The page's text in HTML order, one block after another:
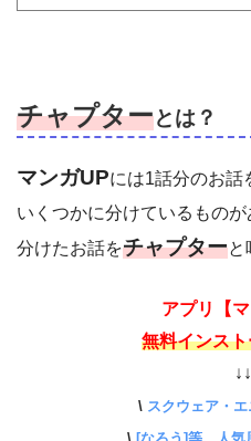
チャプターとは？
マンガUPには1話分のお話
いくつかに分けているものが
分けたお話をチャプターと
アプリ【マ
無料インス
\ スクウェア・